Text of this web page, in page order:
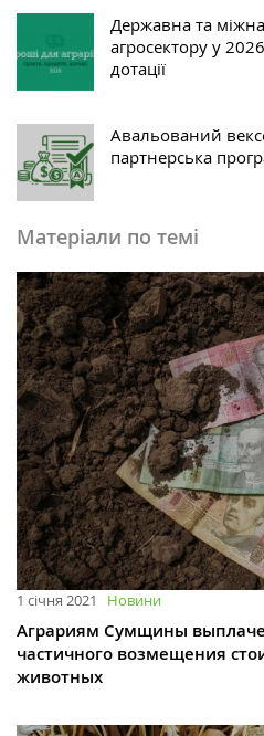
Державна та
агросектору у
дотації
Авальований
партнерська
Матеріали по темі
1 січня 2021 Новини
Аграриям Сумщины
частичного возмещения
животных